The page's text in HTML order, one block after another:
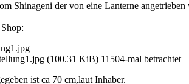
Shinageni der von eine Lanterne angetrieben
(100.31 KiB) 11504-mal betrachtet
ist ca 70 cm,laut Inhaber.